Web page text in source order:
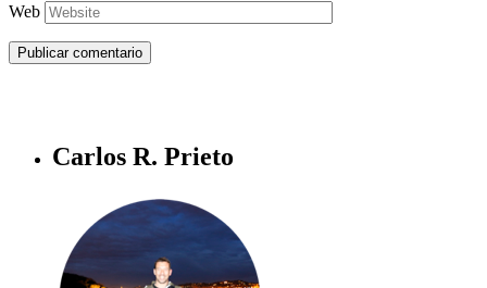
Web
Carlos R. Prieto